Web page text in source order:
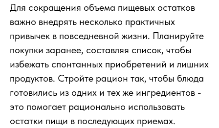
Для сокращения объема пищевых остатков
важно внедрять несколько практичных
привычек в повседневной жизни. Планируйте
покупки заранее, составляя список, чтобы
избежать спонтанных приобретений и лишних
продуктов. Стройте рацион так, чтобы блюда
готовились из одних и тех же ингредиентов -
это помогает рационально использовать
остатки пищи в последующих приемах.